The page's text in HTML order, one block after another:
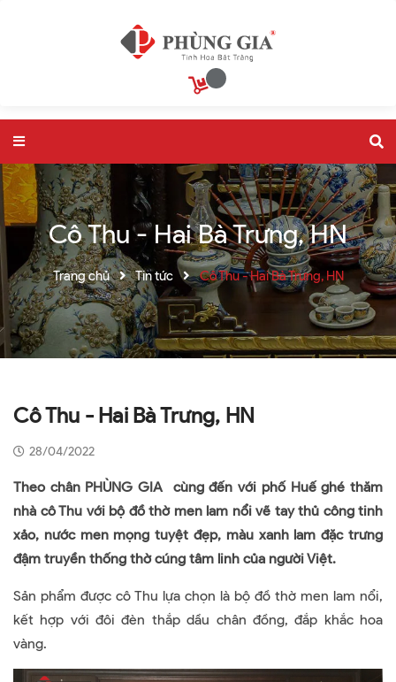
Cô Thu - Hai Bà Trưng, HN
Trang chủ Tin tức Cô Thu - Hai Bà Trưng, HN
Cô Thu - Hai Bà Trưng, HN
28/04/2022
Theo chân PHÙNG GIA cùng đến với phố Huế ghé thăm
nhà cô Thu với bộ đồ thờ men lam nổi vẽ tay thủ công tinh
xảo, nước men mọng tuyệt đẹp, màu xanh lam đặc trưng
đậm truyền thống thờ cúng tâm linh của người Việt.
Sản phẩm được cô Thu lựa chọn là bộ đồ thờ men lam nổi,
kết hợp với đôi đèn thắp dầu chân đồng, đắp khắc hoa
vàng.